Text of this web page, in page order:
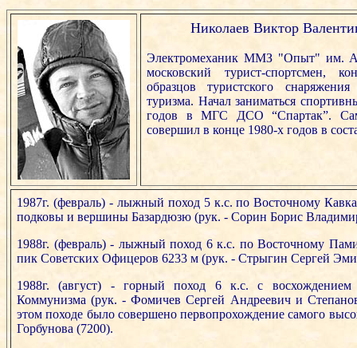
Николаев Виктор
Электромеханик ММЗ "Опыт" им.
московский турист-спортсмен,
образцов туристского
туризма. Начал заниматься
годов в МГС ДСО “Спартак”.
совершил в конце 1980-х годов в
1987г. (февраль) - лыжный поход 5 к.с. по Восточному
подковы и вершины Базардюзю (рук. - Сорин Борис
1988г. (февраль) - лыжный поход 6 к.с. по Восточному
пик Советских Офицеров 6233 м (рук. - Стрыгин Сергей
1988г. (август) - горный поход 6 к.с. с
Коммунизма (рук. - Фомичев Сергей Андреевич и
этом походе было совершено первопрохождение самого
Горбунова (7200).